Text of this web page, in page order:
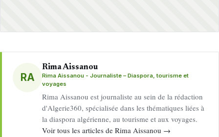
RA
Rima Aissanou
Rima Aissanou - Journaliste – Diaspora, tourisme et
voyages
Rima Aissanou est journaliste au sein de la rédaction
d'Algerie360, spécialisée dans les thématiques liées à
la diaspora algérienne, au tourisme et aux voyages.
Voir tous les articles de Rima Aissanou →